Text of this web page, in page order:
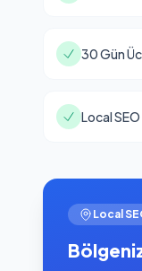
30 Gün
Local
Local